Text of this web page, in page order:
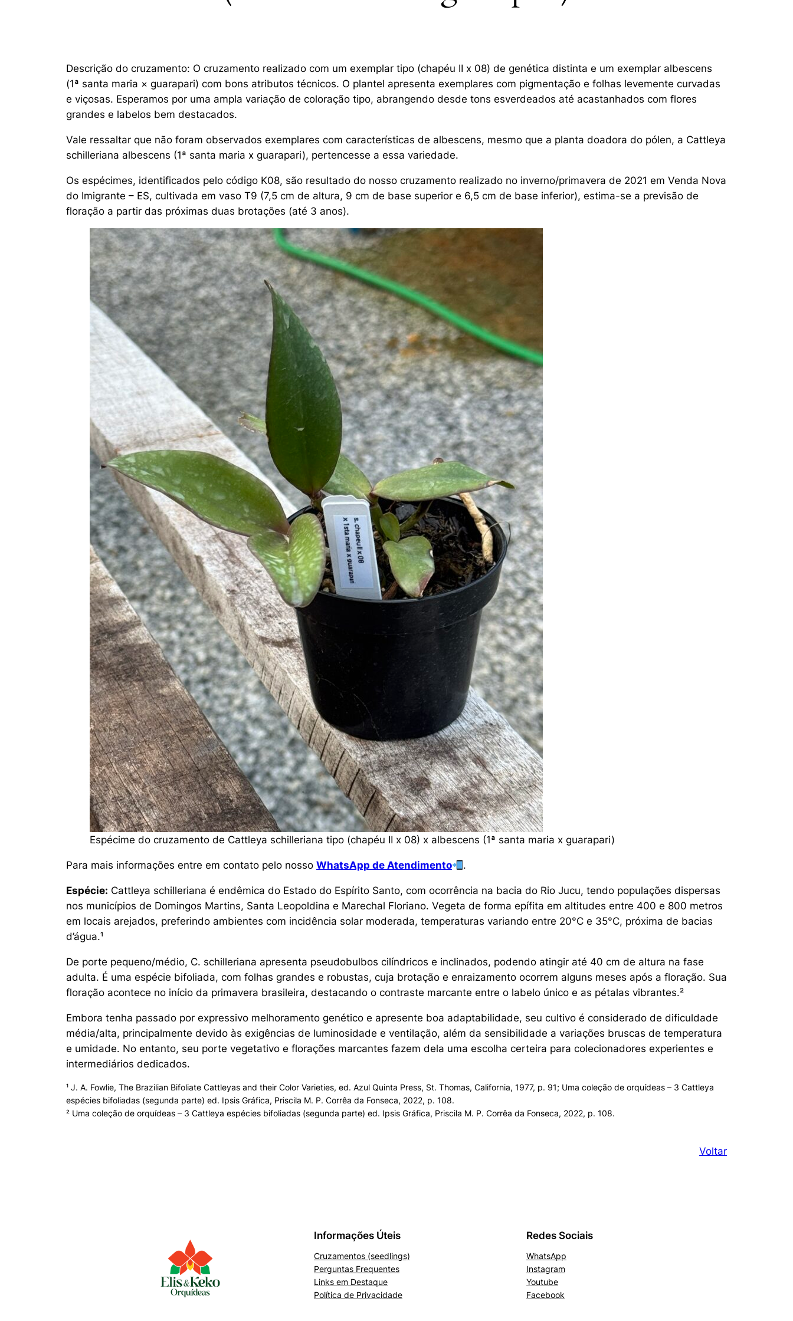
Descrição do cruzamento: O cruzamento realizado com um exemplar tipo (chapéu II x 08) de genética distinta e um exemplar albescens
(1ª santa maria × guarapari) com bons atributos técnicos. O plantel apresenta exemplares com pigmentação e folhas levemente curvadas
e viçosas. Esperamos por uma ampla variação de coloração tipo, abrangendo desde tons esverdeados até acastanhados com flores
grandes e labelos bem destacados.
Vale ressaltar que não foram observados exemplares com características de albescens, mesmo que a planta doadora do pólen, a Cattleya
schilleriana albescens (1ª santa maria x guarapari), pertencesse a essa variedade.
Os espécimes, identificados pelo código K08, são resultado do nosso cruzamento realizado no inverno/primavera de 2021 em Venda Nova
do Imigrante – ES, cultivada em vaso T9 (7,5 cm de altura, 9 cm de base superior e 6,5 cm de base inferior), estima-se a previsão de
floração a partir das próximas duas brotações (até 3 anos).
Espécime do cruzamento de Cattleya schilleriana tipo (chapéu II x 08) x albescens (1ª santa maria x guarapari)
Para mais informações entre em contato pelo nosso WhatsApp de Atendimento .
Espécie: Cattleya schilleriana é endêmica do Estado do Espírito Santo, com ocorrência na bacia do Rio Jucu, tendo populações dispersas
nos municípios de Domingos Martins, Santa Leopoldina e Marechal Floriano. Vegeta de forma epífita em altitudes entre 400 e 800 metros
em locais arejados, preferindo ambientes com incidência solar moderada, temperaturas variando entre 20°C e 35°C, próxima de bacias
d’água.¹
De porte pequeno/médio, C. schilleriana apresenta pseudobulbos cilíndricos e inclinados, podendo atingir até 40 cm de altura na fase
adulta. É uma espécie bifoliada, com folhas grandes e robustas, cuja brotação e enraizamento ocorrem alguns meses após a floração. Sua
floração acontece no início da primavera brasileira, destacando o contraste marcante entre o labelo único e as pétalas vibrantes.²
Embora tenha passado por expressivo melhoramento genético e apresente boa adaptabilidade, seu cultivo é considerado de dificuldade
média/alta, principalmente devido às exigências de luminosidade e ventilação, além da sensibilidade a variações bruscas de temperatura
e umidade. No entanto, seu porte vegetativo e florações marcantes fazem dela uma escolha certeira para colecionadores experientes e
intermediários dedicados.
¹ J. A. Fowlie, The Brazilian Bifoliate Cattleyas and their Color Varieties, ed. Azul Quinta Press, St. Thomas, California, 1977, p. 91; Uma coleção de orquídeas – 3 Cattleya
espécies bifoliadas (segunda parte) ed. Ipsis Gráfica, Priscila M. P. Corrêa da Fonseca, 2022, p. 108.
² Uma coleção de orquídeas – 3 Cattleya espécies bifoliadas (segunda parte) ed. Ipsis Gráfica, Priscila M. P. Corrêa da Fonseca, 2022, p. 108.
Voltar
Informações Úteis
Cruzamentos (seedlings)
Perguntas Frequentes
Links em Destaque
Política de Privacidade
Redes Sociais
WhatsApp
Instagram
Youtube
Facebook